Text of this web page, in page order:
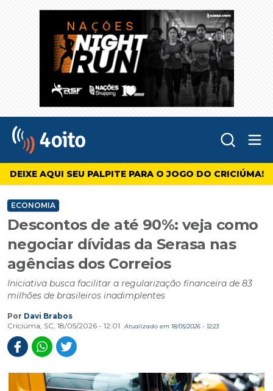
4oito
DEIXE AQUI SEU PALPITE PARA O JOGO DO CRICIÚMA!
ECONOMIA
Descontos de até 90%: veja como
negociar dívidas da Serasa nas
agências dos Correios
Iniciativa busca facilitar a regularização financeira de 83
milhões de brasileiros inadimplentes
Por Davi Brabos
Criciúma, SC, 18/05/2026 - 12:01
Atualizado em 18/05/2026 - 12:23